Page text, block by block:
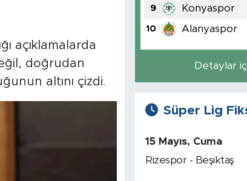
açıklamalarda
doğrudan
altını çizdi.
9 Konyaspor
10 Alanyaspor
Detaylar
Süper Lig
15 Mayıs, Cuma
Rizespor - Beşiktaş